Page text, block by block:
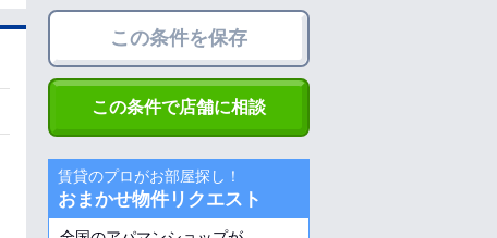
この条件を保存
この条件で店舗に相談
賃貸のプロがお部屋探し！
おまかせ物件リクエスト